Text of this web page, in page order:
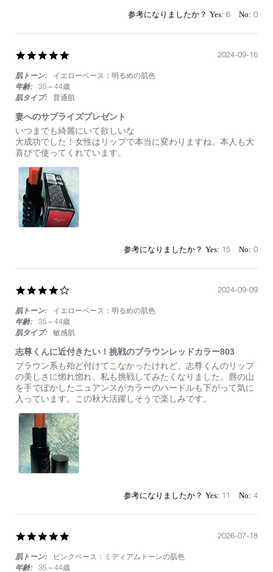
6 0
rating
肌トーン:
イエローベース：明るめの肌色
年齢:
35～44歳
肌タイプ:
普通肌
妻へのサプライズプレゼント
Review
by
on
Sep
2024
review
stating
妻
の
サ
プ
ラ
イ
ズ
いつまでも綺麗にいて欲しいな
大成功でした！女性はリップで本当に変わりますね。本人も大
喜びで使ってくれています。
2024-09-16
15 0
rating
肌トーン:
イエローベース：明るめの肌色
年齢:
35～44歳
肌タイプ:
敏感肌
志尊くんに近付きたい！挑戦のブラウンレッドカラー803
Review
by
on
9
Sep
2024
review
stating
志
尊
く
ん
に
近
付
き
た
ラ
ウ
ン
レ
ブラウン系も殆ど付けてこなかったけれど、志尊くんのリップ
の美しさに惚れ惚れ、私も挑戦してみたくなりました。唇の山
を手でぼかしたニュアンスがカラーのハードルも下がって気に
入っています。この秋大活躍しそうで楽しみです。
2024-09-09
11 4
rating
肌トーン:
ピンクベース：ミディアムトーンの肌色
年齢:
35～44歳
2026-07-18